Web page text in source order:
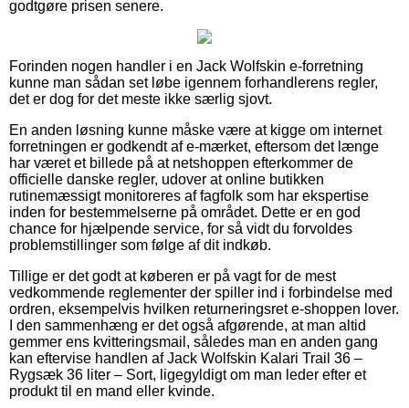
godtgøre prisen senere.
Forinden nogen handler i en Jack Wolfskin e-forretning
kunne man sådan set løbe igennem forhandlerens regler,
det er dog for det meste ikke særlig sjovt.
En anden løsning kunne måske være at kigge om internet
forretningen er godkendt af e-mærket, eftersom det længe
har været et billede på at netshoppen efterkommer de
officielle danske regler, udover at online butikken
rutinemæssigt monitoreres af fagfolk som har ekspertise
inden for bestemmelserne på området. Dette er en god
chance for hjælpende service, for så vidt du forvoldes
problemstillinger som følge af dit indkøb.
Tillige er det godt at køberen er på vagt for de mest
vedkommende reglementer der spiller ind i forbindelse med
ordren, eksempelvis hvilken returneringsret e-shoppen lover.
I den sammenhæng er det også afgørende, at man altid
gemmer ens kvitteringsmail, således man en anden gang
kan eftervise handlen af Jack Wolfskin Kalari Trail 36 –
Rygsæk 36 liter – Sort, ligegyldigt om man leder efter et
produkt til en mand eller kvinde.